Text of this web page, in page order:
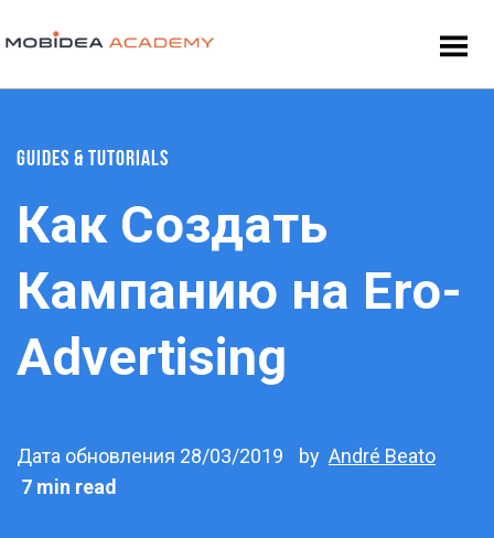
GUIDES & TUTORIALS
Как Создать
Кампанию на Ero-
Advertising
Дата обновления 28/03/2019 by André Beato
7 min read